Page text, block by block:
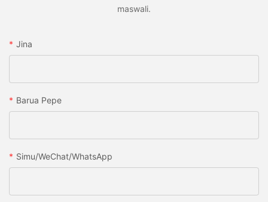
maswali.
Jina
Barua Pepe
Simu/WeChat/WhatsApp